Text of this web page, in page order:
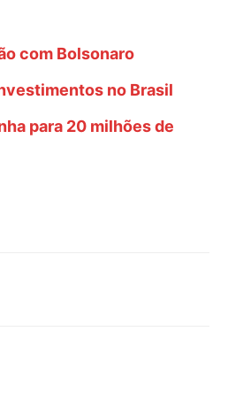
com Bolsonaro
no Brasil
para 20 milhões de